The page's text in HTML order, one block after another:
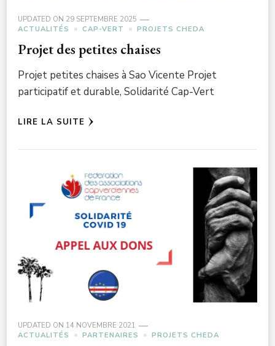
UPDATED ON 29 SEPTEMBRE 2025
ACTUALITÉS
CAP-VERT PROJETS CHEDA
Projet des petites chaises
Projet petites chaises à Sao Vicente Projet
participatif et durable, Solidarité Cap-Vert
LIRE LA SUITE
UPDATED ON 14 NOVEMBRE 2021
ACTUALITÉS
PARTENAIRES PROJETS CHEDA